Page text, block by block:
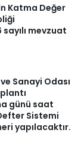
Katma Değer
mevzuat
Sanayi Odası
günü saat
Sistemi
yapılacaktır.